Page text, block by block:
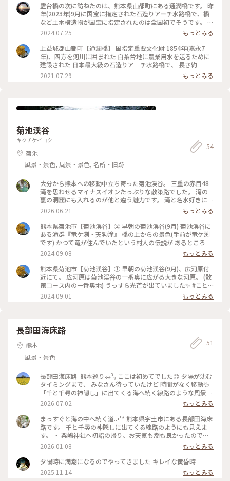
霊台橋の次に訪ねたのは、熊本県山都町にある通潤橋です。 昨
年(2023年)9月に国宝に指定された石造りアーチ水路橋で、橋
など土木構造物が国宝に指定されたのは全国初でそうです。 訪
ねた5月末は、残念ながら橋上からの放水は行われていません
でしたが、真下からみる美しいアーチ橋に魅了されました。
ちなみに、橋上からの放水は、5月から7月中旬までは農地灌漑
のため、12月から3月までは通潤橋の石材の凍結を防止するた
め行っていないそうなので、放水を見たい時は事前に通潤橋の
橋 #熊本県 #山都町 #国宝 #国宝巡り #日本一周 #日本
2024.07.25
もっとみる
上益城郡山都町【通潤橋】 国指定重要文化財 1854年(嘉永7
年)、四方を河川に囲まれた 白糸台地に農業用水を送るために
建設された 日本最大級の石造りア－チ水路橋で、 長さ約
76m、高さ約20.2mを誇ります。 事前に放水のスケジュールを
確認する 必要があると思います。 2枚目は、通潤橋の上部(立
#夏色さがし#通潤橋#熊本県#山都町
2021.07.29 もっとみる
菊池渓谷
キクチケイコク
菊池
風景・景色, 風景・景色, 名所・旧跡
54
大分から熊本への移動中立ち寄った菊池渓谷。 三重の赤目48
滝を思わせるマイナスイオンたっぷりな散策路でした。 滝の
裏の洞窟にも入れるのが他と違う魅力です。 滝と名水好きには
堪らない渓谷でした。 やっぱり熊本は水がきれいですね。
2026.06.21
もっとみる
熊本県菊池市【菊池渓谷】② 早朝の菊池渓谷(9月) 菊池渓谷に
ある滝群『竜ケ渕・天狗滝』 橋の上からの景色(手前が竜ケ渕
です) かつて竜が住んでいたという村人の伝説が あるところか
ら『竜ケ渕』と呼ぶように なったそうです。 また、修練者が
時折渓谷に降りてきては 岩場で身を洗い清めたことから、こ
の滝を 『天狗滝』と呼ぶようになったそうです。 #ことりっぷ
旅2024 #透明の世界 #菊池渓谷 #竜ケ渕・天狗滝 #熊本県 #菊
池市
2024.09.08
もっとみる
熊本県菊池市【菊池渓谷】① 早朝の菊池渓谷(9月)、広河原付
近にて。 広河原は菊池渓谷の一番奥に広がる大きな河原。 (散
策コース内の一番奥地) うっすら光芒が出ていました✨ #こと
りっぷ旅2024 #透明の世界 #菊池渓谷 #広河原 #光芒 #熊本県
#菊池市
2024.09.01 もっとみる
長部田海床路
熊本
風景・景色
51
長部田海床路⁡ ⁡⁡ 熊本巡り🚗³₃⁡ ⁡ここは初めてでした😊 ⁡夕陽が沈む
タイミングまで、⁡ ⁡みなさん待っていたけど⁡⁡ ⁡時間がなく移動💦⁡ ⁡⁡
⁡「千と千尋の神隠し」に出てくる海へ続く線路のような風景😍
⁡干潮の時に、また寄ってみたい！ 干潮時には、海で作業をす
る方の軽トラが この道を走るそうです！ ⁡⁡ ⁡2026.5📸⁡ ⁡⁡ ⁡#長部田海
床路 #熊本県 #宇土市 #ひみつの絶景
2026.07.02
もっとみる
まっすぐと海の中へ続く道..•’* 熊本県宇土市にある長部田海床
路です。 千と千尋の神隠しに出てくる線路のようにも見えま
す。 ・ 粟嶋神社へ初詣の帰り、お天気も潮も良かったので海
岸まで足をのばしてみました。 海床路は漁業者のための道。
潮位が低い時には道が現れ、漁のため軽トラックが何台もこの
道に入ってくるそうです。とってもユニークな発想！ 漁業者の
ための道なので、一般車両は進入禁止ですが、歩いてであれば
(もちろん漁の邪魔にならない範囲で)立ち入ることができま
2026.01.08
もっとみる
夕陽時に満潮になるのでやってきました キレイな黄昏時
2025.11.14
もっとみる